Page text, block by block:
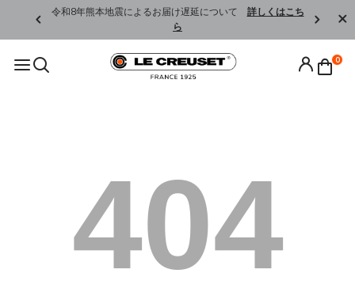
令和8年熊本地震によるお届け遅延について 詳しくはこち
ら
0
404